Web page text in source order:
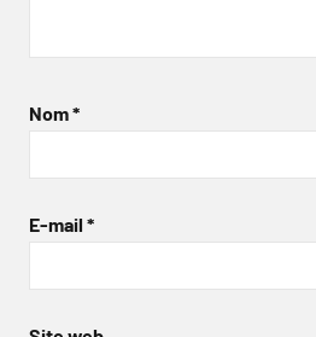
Nom*
E-mail *